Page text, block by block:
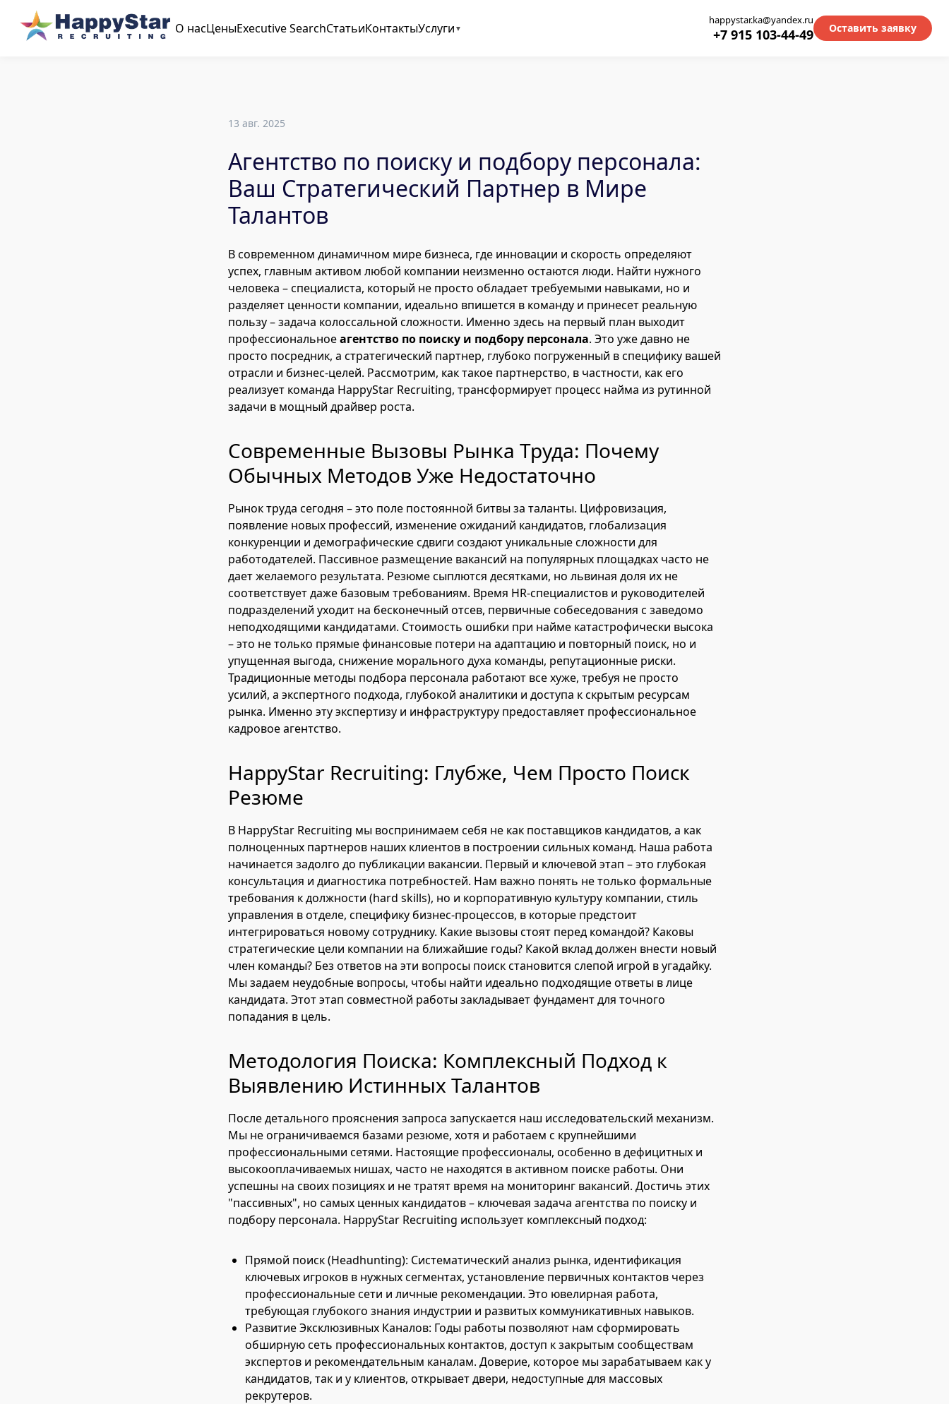
13 авг. 2025
Агентство по поиску и подбору персонала:
Ваш Стратегический Партнер в Мире
Талантов
В современном динамичном мире бизнеса, где инновации и скорость определяют
успех, главным активом любой компании неизменно остаются люди. Найти нужного
человека – специалиста, который не просто обладает требуемыми навыками, но и
разделяет ценности компании, идеально впишется в команду и принесет реальную
пользу – задача колоссальной сложности. Именно здесь на первый план выходит
профессиональноеагентство по поиску и подбору персонала. Это уже давно не
просто посредник, а стратегический партнер, глубоко погруженный в специфику вашей
отрасли и бизнес-целей. Рассмотрим, как такое партнерство, в частности, как его
реализует команда HappyStar Recruiting, трансформирует процесс найма из рутинной
задачи в мощный драйвер роста.
Современные Вызовы Рынка Труда: Почему
Обычных Методов Уже Недостаточно
Рынок труда сегодня – это поле постоянной битвы за таланты. Цифровизация,
появление новых профессий, изменение ожиданий кандидатов, глобализация
конкуренции и демографические сдвиги создают уникальные сложности для
работодателей. Пассивное размещение вакансий на популярных площадках часто не
дает желаемого результата. Резюме сыплются десятками, но львиная доля их не
соответствует даже базовым требованиям. Время HR-специалистов и руководителей
подразделений уходит на бесконечный отсев, первичные собеседования с заведомо
неподходящими кандидатами. Стоимость ошибки при найме катастрофически высока
– это не только прямые финансовые потери на адаптацию и повторный поиск, но и
упущенная выгода, снижение морального духа команды, репутационные риски.
Традиционные методы подбора персонала работают все хуже, требуя не просто
усилий, а экспертного подхода, глубокой аналитики и доступа к скрытым ресурсам
рынка. Именно эту экспертизу и инфраструктуру предоставляет профессиональное
кадровое агентство.
HappyStar Recruiting: Глубже, Чем Просто Поиск
Резюме
В HappyStar Recruiting мы воспринимаем себя не как поставщиков кандидатов, а как
полноценных партнеров наших клиентов в построении сильных команд. Наша работа
начинается задолго до публикации вакансии. Первый и ключевой этап – это глубокая
консультация и диагностика потребностей. Нам важно понять не только формальные
требования к должности (hard skills), но и корпоративную культуру компании, стиль
управления в отделе, специфику бизнес-процессов, в которые предстоит
интегрироваться новому сотруднику. Какие вызовы стоят перед командой? Каковы
стратегические цели компании на ближайшие годы? Какой вклад должен внести новый
член команды? Без ответов на эти вопросы поиск становится слепой игрой в угадайку.
Мы задаем неудобные вопросы, чтобы найти идеально подходящие ответы в лице
кандидата. Этот этап совместной работы закладывает фундамент для точного
попадания в цель.
Методология Поиска: Комплексный Подход к
Выявлению Истинных Талантов
После детального прояснения запроса запускается наш исследовательский механизм.
Мы не ограничиваемся базами резюме, хотя и работаем с крупнейшими
профессиональными сетями. Настоящие профессионалы, особенно в дефицитных и
высокооплачиваемых нишах, часто не находятся в активном поиске работы. Они
успешны на своих позициях и не тратят время на мониторинг вакансий. Достичь этих
"пассивных", но самых ценных кандидатов – ключевая задача агентства по поиску и
подбору персонала. HappyStar Recruiting использует комплексный подход:
Прямой поиск (Headhunting): Систематический анализ рынка, идентификация
ключевых игроков в нужных сегментах, установление первичных контактов через
профессиональные сети и личные рекомендации. Это ювелирная работа,
требующая глубокого знания индустрии и развитых коммуникативных навыков.
Развитие Эксклюзивных Каналов: Годы работы позволяют нам сформировать
обширную сеть профессиональных контактов, доступ к закрытым сообществам
экспертов и рекомендательным каналам. Доверие, которое мы зарабатываем как у
кандидатов, так и у клиентов, открывает двери, недоступные для массовых
рекрутеров.
О насЦеныExecutive SearchСтатьиКонтактыУслуги
happystar.ka@yandex.ru
+7 915 103-44-49 Оставить заявку